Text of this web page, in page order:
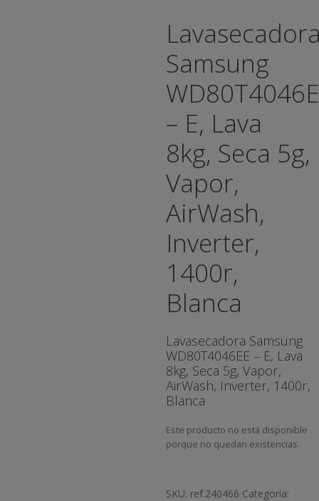
Samsung
– E, Lava
8kg, Seca 5g,
Vapor,
AirWash,
Inverter,
1400r,
Blanca
Lavasecadora Samsung
WD80T4046EE – E, Lava
8kg, Seca 5g, Vapor,
AirWash, Inverter, 1400r,
Blanca
Este producto no está disponible
porque no quedan existencias.
SKU: ref.240466 Categoría: